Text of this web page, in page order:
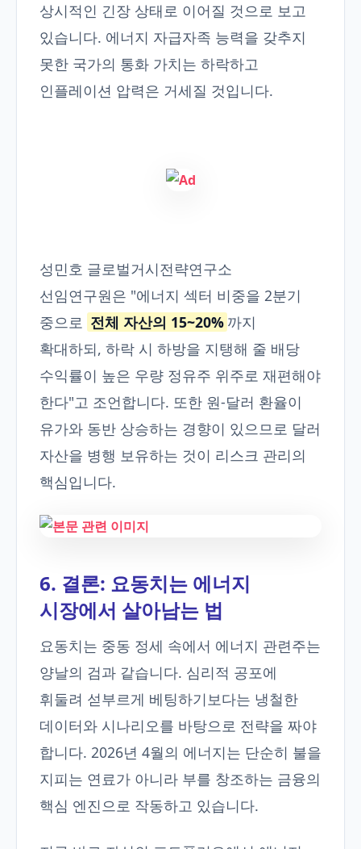
상시적인 긴장 상태로 이어질 것으로 보고
있습니다. 에너지 자급자족 능력을 갖추지
못한 국가의 통화 가치는 하락하고
인플레이션 압력은 거세질 것입니다.
성민호 글로벌거시전략연구소
선임연구원은 "에너지 섹터 비중을 2분기
중으로 전체 자산의 15~20% 까지
확대하되, 하락 시 하방을 지탱해 줄 배당
수익률이 높은 우량 정유주 위주로 재편해야
한다"고 조언합니다. 또한 원-달러 환율이
유가와 동반 상승하는 경향이 있으므로 달러
자산을 병행 보유하는 것이 리스크 관리의
핵심입니다.
6. 결론: 요동치는 에너지
시장에서 살아남는 법
요동치는 중동 정세 속에서 에너지 관련주는
양날의 검과 같습니다. 심리적 공포에
휘둘려 섣부르게 베팅하기보다는 냉철한
데이터와 시나리오를 바탕으로 전략을 짜야
합니다. 2026년 4월의 에너지는 단순히 불을
지피는 연료가 아니라 부를 창조하는 금융의
핵심 엔진으로 작동하고 있습니다.